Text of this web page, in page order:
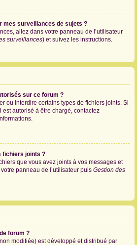
mes surveillances de sujets ?
allez dans votre panneau de l’utilisateur
surveillances) et suivez les instructions.
sur ce forum ?
ou interdire certains types de fichiers joints. Si
est autorisé à être chargé, contactez
fichiers joints ?
que vous avez joints à vos messages et
panneau de l’utilisateur puis Gestion des
forum ?
modifiée) est développé et distribué par